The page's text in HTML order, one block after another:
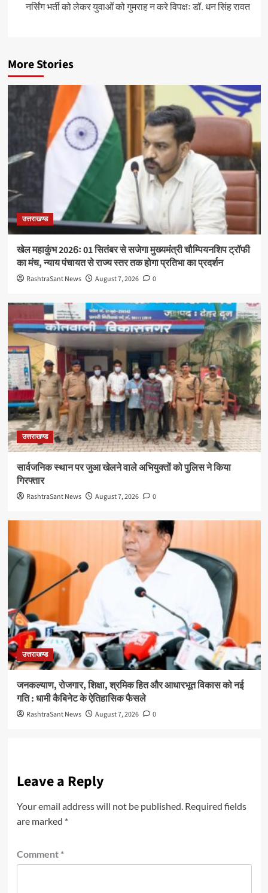
नर्सिंग भर्ती को लेकर युवाओं को गुमराह न करे विपक्षः डॉ. धन सिंह रावत
More Stories
उत्तराखण्ड
खेल महाकुंभ 2026ः 01 सितंबर से सजेगा मुख्यमंत्री चौम्पियनशिप ट्रॉफी
का मंच, न्याय पंचायत से राज्य स्तर तक होगा प्रतिभा का प्रदर्शन
RashtraSant News August 7, 2026 0
उत्तराखण्ड
सार्वजनिक स्थान पर जुआ खेलने वाले अभियुक्तों को पुलिस ने किया
गिरफ्तार
RashtraSant News August 7, 2026 0
उत्तराखण्ड
जनकल्याण, रोजगार, शिक्षा, श्रमिक हित और आधारभूत विकास को नई
गति : धामी कैबिनेट के ऐतिहासिक फैसले
RashtraSant News August 7, 2026 0
Leave a Reply
Your email address will not be published. Required fields
are marked *
Comment *